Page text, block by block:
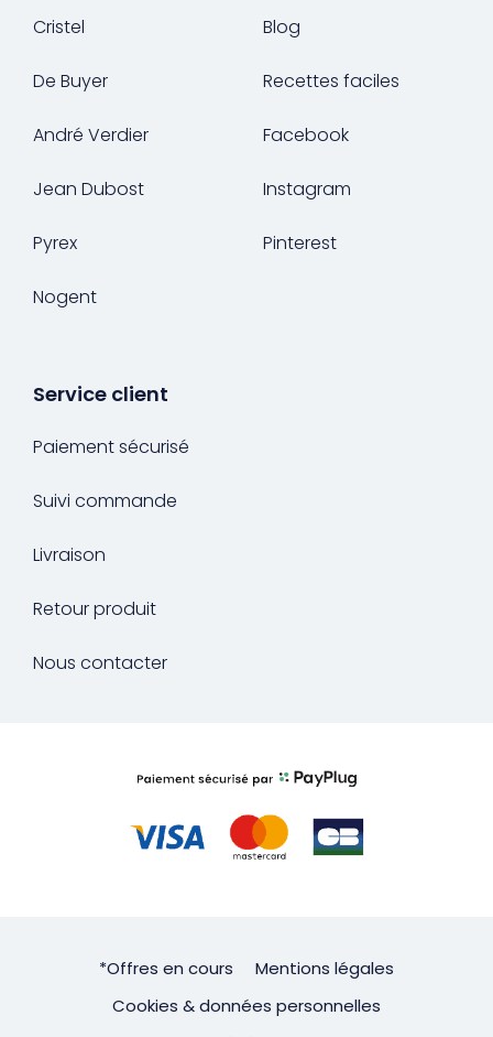
Cristel
De Buyer
André Verdier
Jean Dubost
Pyrex
Nogent
Blog
Recettes faciles
Facebook
Instagram
Pinterest
Service client
Paiement sécurisé
Suivi commande
Livraison
Retour produit
Nous contacter
*Offres en cours
Mentions légales
Cookies & données personnelles